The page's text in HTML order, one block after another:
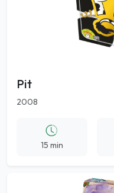
Pit
2008
15 min